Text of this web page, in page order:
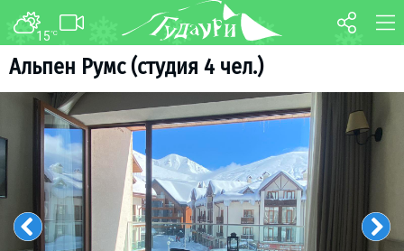
15°C
Альпен Румс (студия 4 чел.)
ФОРУМ КАРТА
WEBCAM
ТРАНСФЕР
О курорте
Схема трасс
Ски-пасс
Инструкторы
Прокат
Ски-сервис